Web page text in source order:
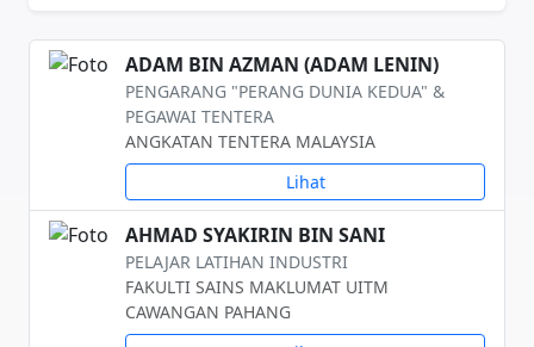
ADAM BIN AZMAN (ADAM LENIN)
PENGARANG "PERANG DUNIA KEDUA" &
PEGAWAI TENTERA
ANGKATAN TENTERA MALAYSIA
Lihat
AHMAD SYAKIRIN BIN SANI
PELAJAR LATIHAN INDUSTRI
FAKULTI SAINS MAKLUMAT UITM
CAWANGAN PAHANG